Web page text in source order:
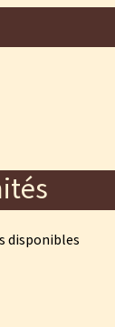
disponibles